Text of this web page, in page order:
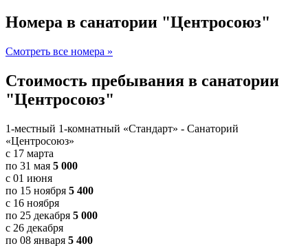
Номера в санатории "Центросоюз"
Смотреть все номера »
Стоимость пребывания в санатории
"Центросоюз"
1-местный 1-комнатный «Стандарт» - Санаторий
«Центросоюз»
с 17 марта
по 31 мая 5 000
с 01 июня
по 15 ноября 5 400
с 16 ноября
по 25 декабря 5 000
с 26 декабря
по 08 января 5 400